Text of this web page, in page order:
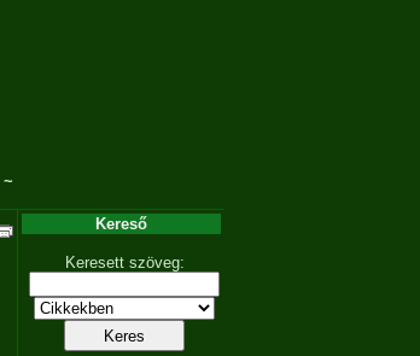
~
Kereső
Keresett szöveg: